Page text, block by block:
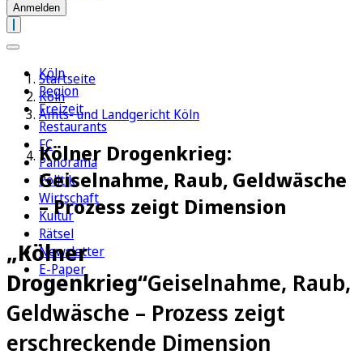
Anmelden
Köln
Region
Freizeit
Restaurants
FC
Panorama
Politik
Wirtschaft
Kultur
Rätsel
Newsletter
E-Paper
Startseite
Köln
Amts- und Landgericht Köln
Kölner Drogenkrieg:
Geiselnahme, Raub, Geldwäsche
– Prozess zeigt Dimension
„Kölner
Drogenkrieg“Geiselnahme, Raub,
Geldwäsche – Prozess zeigt
erschreckende Dimension